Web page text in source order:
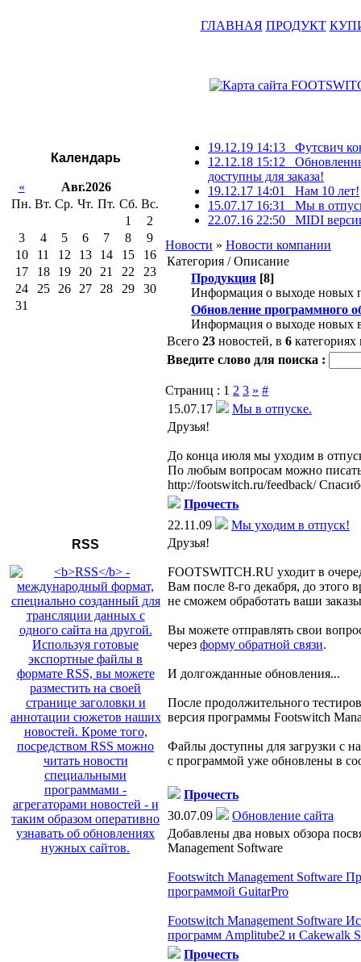
ГЛАВНАЯ ПРОДУКТ
Календарь
«
Авг.2026
Пн. Вт. Ср. Чт. Пт. Сб. Вс.
1
2
3
4 5 6 7 8
9
10
11 12 13 14 15
16
17
18 19 20 21 22
23
24
25 26 27 28 29
30
31
RSS
19.12.19 14:13 Футсвич
12.12.18 15:12
доступны для заказа!
19.12.17 14:01 Нам 10 лет!
15.07.17 16:31 Мы в
22.07.16 22:50 MIDI
Новости » Новости компании
Категория / Описание
Продукция [8]
Информация о выходе новых
Обновление программного
Информация о выходе новых
Всего 23 новостей, в 6
Введите слово для поиска :
Страниц : 1 2 3 » #
15.07.17
Мы в отпуске.
Друзья!
До конца июля мы уходим в
По любым вопросам можно
http://footswitch.ru/feedback/
Прочесть
22.11.09
Мы уходим в отпуск!
Друзья!
FOOTSWITCH.RU уходит в
Вам после 8-го декабря, до этого
не сможем обработать ваши
Вы можете отправлять свои
через форму обратной связи.
И долгожданные обновления...
После продолжительного
версия программы Footswitch
Файлы доступны для загрузки с
с программой уже обновлены в
Прочесть
30.07.09
Обновление сайта
Добавлены два новых обзора
Management Software
Footswitch Management Software
программой GuitarPro
Footswitch Management Software
программ Amplitube2 и Cakewalk
Прочесть